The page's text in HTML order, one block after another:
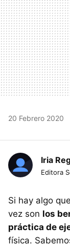
20 Febrero 2020
Iria
Editora
Si hay algo
vez son los
práctica de
física.